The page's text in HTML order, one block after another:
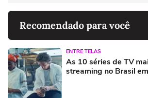
Recomendado para você
ENTRE TELAS
As 10 séries de TV
streaming no Brasil